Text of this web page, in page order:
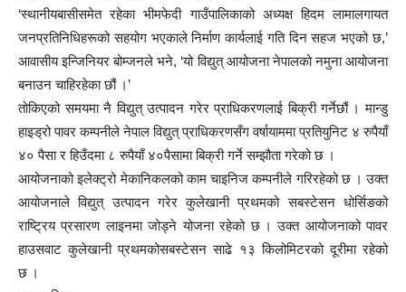
‘स्थानीयबासीसमेत रहेका भीमफेदी गाउँपालिकाको अध्यक्ष हिदम लामालगायत
जनप्रतिनिधिहरूको सहयोग भएकाले निर्माण कार्यलाई गति दिन सहज भएको छ,’
आवासीय इन्जिनियर बोम्जनले भने, ‘यो विद्युत् आयोजना नेपालको नमुना आयोजना
बनाउन चाहिरहेका छौं ।’
तोकिएको समयमा नै विद्युत् उत्पादन गरेर प्राधिकरणलाई बिक्री गर्नेछौं । मान्डु
हाइड्रो पावर कम्पनीले नेपाल विद्युत् प्राधिकरणसँग वर्षायाममा प्रतियुनिट ४ रुपैयाँ
४० पैसा र हिउँदमा ८ रुपैयाँ ४०पैसामा बिक्री गर्ने सम्झौता गरेको छ ।
आयोजनाको इलेक्ट्रो मेकानिकलको काम चाइनिज कम्पनीले गरिरहेको छ । उक्त
आयोजनाले विद्युत् उत्पादन गरेर कुलेखानी प्रथमको सबस्टेसन धोर्सिङको
राष्ट्रिय प्रसारण लाइनमा जोड्ने योजना रहेको छ । उक्त आयोजनाको पावर
हाउसवाट कुलेखानी प्रथमकोसबस्टेसन साढे १३ किलोमिटरको दूरीमा रहेको
छ ।